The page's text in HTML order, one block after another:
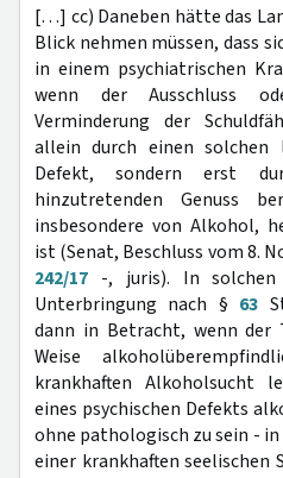
[…] cc) Daneben hätte das
Blick nehmen müssen, dass
in einem psychiatrischen
wenn der Ausschluss
Verminderung der
allein durch einen solchen
Defekt, sondern erst
hinzutretenden Genuss
insbesondere von Alkohol,
ist (Senat, Beschluss vom 8.
242/17 -, juris). In
Unterbringung nach § 63
dann in Betracht, wenn der
Weise
krankhaften Alkoholsucht
eines psychischen Defekts
ohne pathologisch zu sein - in
einer krankhaften seelischen